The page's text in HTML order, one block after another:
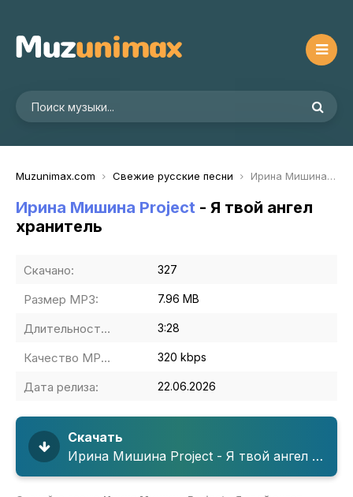
Muzunimax.com Свежие русские песни Ирина Мишина Project - Я твой ангел хранитель
Ирина Мишина Project - Я твой ангел
хранитель
Скачано: 327
Размер MP3: 7.96 MB
Длительность MP3: 3:28
Качество MP3: 320 kbps
Дата релиза: 22.06.2026
Скачать
Ирина Мишина Project - Я твой ангел хранитель